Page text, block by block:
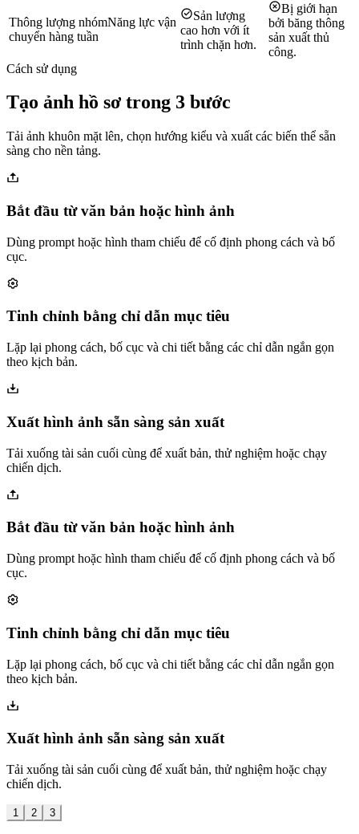
Thông lượng nhómNăng lực vận
chuyển hàng tuần
Sản lượng
cao hơn với ít
trình chặn hơn.
Bị giới hạn
bởi băng thông
sản xuất thủ
công.
Cách sử dụng
Tạo ảnh hồ sơ trong 3 bước
Tải ảnh khuôn mặt lên, chọn hướng kiểu và xuất các biến thể sẵn
sàng cho nền tảng.
Bắt đầu từ văn bản hoặc hình ảnh
Dùng prompt hoặc hình tham chiếu để cố định phong cách và bố
cục.
Tinh chỉnh bằng chỉ dẫn mục tiêu
Lặp lại phong cách, bố cục và chi tiết bằng các chỉ dẫn ngắn gọn
theo kịch bản.
Xuất hình ảnh sẵn sàng sản xuất
Tải xuống tài sản cuối cùng để xuất bản, thử nghiệm hoặc chạy
chiến dịch.
Bắt đầu từ văn bản hoặc hình ảnh
Dùng prompt hoặc hình tham chiếu để cố định phong cách và bố
cục.
Tinh chỉnh bằng chỉ dẫn mục tiêu
Lặp lại phong cách, bố cục và chi tiết bằng các chỉ dẫn ngắn gọn
theo kịch bản.
Xuất hình ảnh sẵn sàng sản xuất
Tải xuống tài sản cuối cùng để xuất bản, thử nghiệm hoặc chạy
chiến dịch.
1 2 3